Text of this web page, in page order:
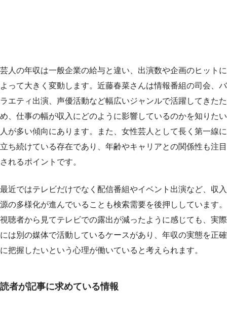
芸人の年収は一般企業の給与と違い、出演数や企画のヒットに
よって大きく変動します。近藤春菜さんは情報番組の司会、バ
ラエティ出演、声優活動など幅広いジャンルで活躍してきたた
め、仕事の幅が収入にどのように影響しているのかを知りたい
人が多い傾向にあります。また、女性芸人として長く第一線に
立ち続けている存在であり、年齢やキャリアとの関係性も注目
されるポイントです。
最近ではテレビだけでなく配信番組やイベント出演など、収入
源の多様化が進んでいることも検索需要を後押ししています。
視聴者から見てテレビでの露出が減ったように感じても、実際
には別の媒体で活動しているケースがあり、年収の実態を正確
に把握したいという心理が働いていると考えられます。
読者が記事に求めている情報